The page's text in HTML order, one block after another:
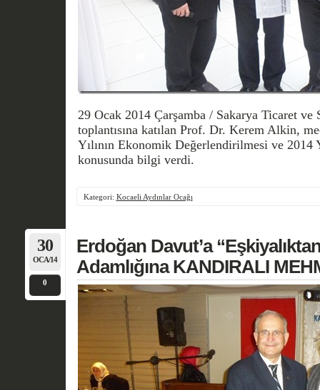
29 Ocak 2014 Çarşamba / Sakarya Ticaret ve
toplantısına katılan Prof. Dr. Kerem Alkin,
Yılının Ekonomik Değerlendirilmesi ve 2014
konusunda bilgi verdi.
Kategori: Kocaeli Aydınlar Ocağı
30
OCA/14
0
Erdoğan Davut’a
Adamlığına KANDIRALI